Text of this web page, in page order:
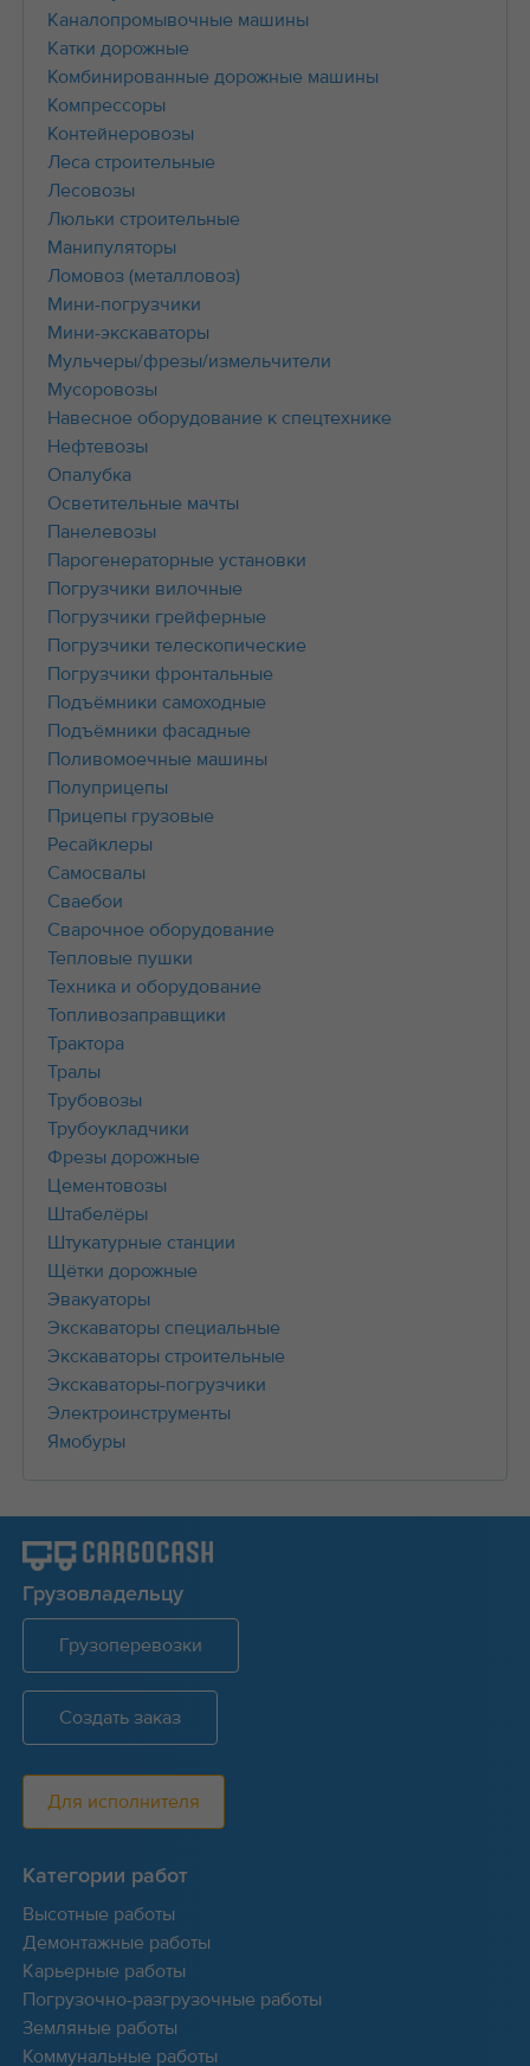
Каналопромывочные машины
Катки дорожные
Комбинированные дорожные машины
Компрессоры
Контейнеровозы
Леса строительные
Лесовозы
Люльки строительные
Манипуляторы
Ломовоз (металловоз)
Мини-погрузчики
Мини-экскаваторы
Мульчеры/фрезы/измельчители
Мусоровозы
Навесное оборудование к спецтехнике
Нефтевозы
Опалубка
Осветительные мачты
Панелевозы
Парогенераторные установки
Погрузчики вилочные
Погрузчики грейферные
Погрузчики телескопические
Погрузчики фронтальные
Подъёмники самоходные
Подъёмники фасадные
Поливомоечные машины
Полуприцепы
Прицепы грузовые
Ресайклеры
Самосвалы
Сваебои
Сварочное оборудование
Тепловые пушки
Техника и оборудование
Топливозаправщики
Трактора
Тралы
Трубовозы
Трубоукладчики
Фрезы дорожные
Цементовозы
Штабелёры
Штукатурные станции
Щётки дорожные
Эвакуаторы
Экскаваторы специальные
Экскаваторы строительные
Экскаваторы-погрузчики
Электроинструменты
Ямобуры
Грузовладельцу
Грузоперевозки
Создать заказ
Для исполнителя
Категории работ
Высотные работы
Демонтажные работы
Карьерные работы
Погрузочно-разгрузочные работы
Земляные работы
Коммунальные работы